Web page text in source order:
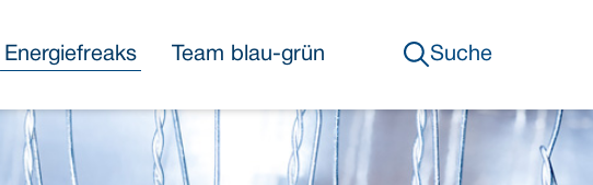
Energiefreaks Team blau-grün Suche